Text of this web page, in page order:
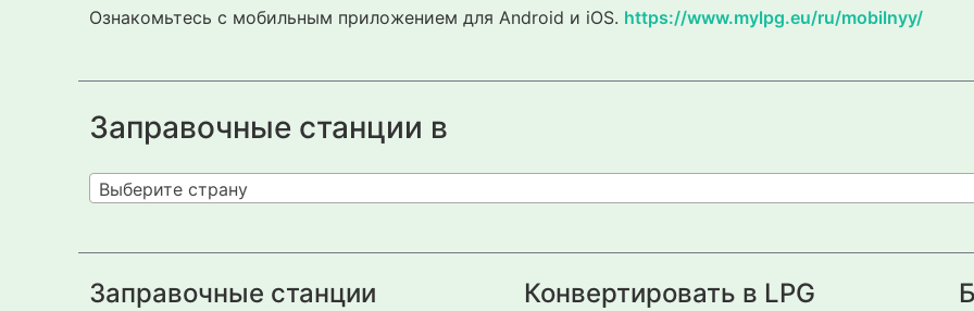
Ознакомьтесь с мобильным приложением для Android и iOS. https://www.mylpg.eu/ru/mobilnyy/
Заправочные станции в
Выберите страну
Заправочные станции Конвертировать в LPG